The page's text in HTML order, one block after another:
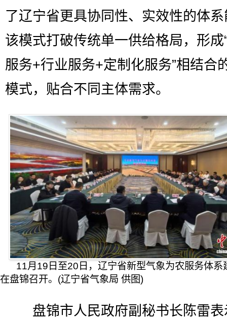
了辽宁省更具协同性、实效性的体
该模式打破传统单一供给格局，形成
服务+行业服务+定制化服务”相结合
模式，贴合不同主体需求。
11月19日至20日，辽宁省新型气象为农服务体系
在盘锦召开。(辽宁省气象局 供图)
盘锦市人民政府副秘书长陈雷表